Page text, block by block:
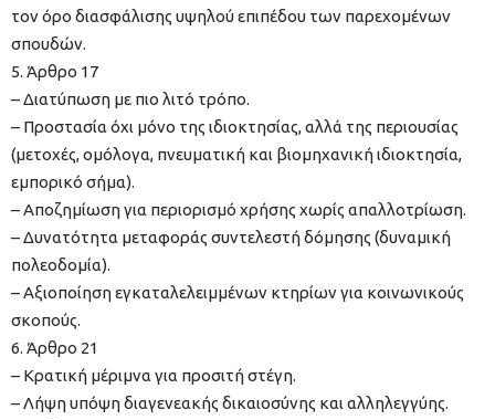
τον όρο διασφάλισης υψηλού επιπέδου των παρεχομένων
σπουδών.
5. Άρθρο 17
– Διατύπωση με πιο λιτό τρόπο.
– Προστασία όχι μόνο της ιδιοκτησίας, αλλά της περιουσίας
(μετοχές, ομόλογα, πνευματική και βιομηχανική ιδιοκτησία,
εμπορικό σήμα).
– Αποζημίωση για περιορισμό χρήσης χωρίς απαλλοτρίωση.
– Δυνατότητα μεταφοράς συντελεστή δόμησης (δυναμική
πολεοδομία).
– Αξιοποίηση εγκαταλελειμμένων κτηρίων για κοινωνικούς
σκοπούς.
6. Άρθρο 21
– Κρατική μέριμνα για προσιτή στέγη.
– Λήψη υπόψη διαγενεακής δικαιοσύνης και αλληλεγγύης.